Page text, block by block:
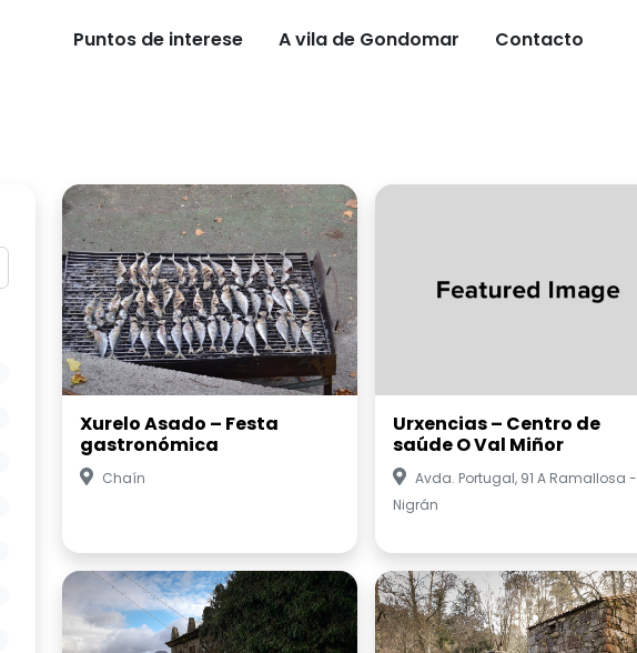
Puntos de interese A vila de Gondomar Contacto
Xurelo Asado – Festa
gastronómica
Chaín
Urxencias – Centro de
saúde O Val Miñor
Avda. Portugal, 91 A Ramallosa -
Nigrán